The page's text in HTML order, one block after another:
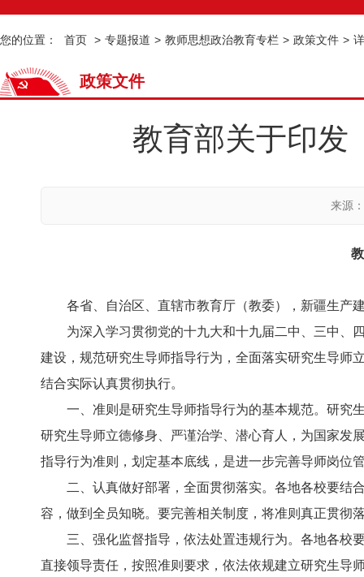
您的位置： 首页 > 专题报道 > 教师思想政治教育专栏 > 政策文件 >
政策文件
教育部关于印发
来源
各省、自治区、直辖市教育厅（教委），新疆生产
为深入学习贯彻党的十九大和十九届二中、三中、
建设，规范研究生导师指导行为，全面落实研究生导师
结合实际认真贯彻执行。
一、准则是研究生导师指导行为的基本规范。研究
研究生导师立德修身、严谨治学、潜心育人，为国家发
指导行为准则，划定基本底线，是进一步完善导师岗位
二、认真做好部署，全面贯彻落实。各地各校要结
容，做到全员知晓。要完善相关制度，将准则真正贯彻
三、强化监督指导，依法处置违规行为。各地各校
直接领导责任，按照准则要求，依法依规建立研究生导